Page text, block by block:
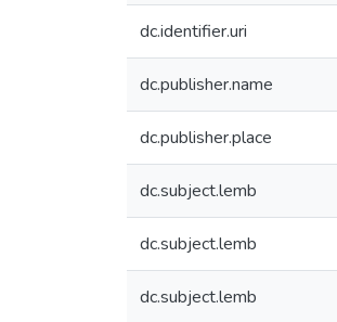
dc.identifier.uri
dc.publisher.name
dc.publisher.place
dc.subject.lemb
dc.subject.lemb
dc.subject.lemb